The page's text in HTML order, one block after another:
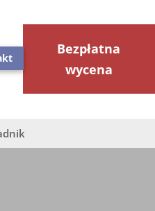
Bezpłatna
wycena